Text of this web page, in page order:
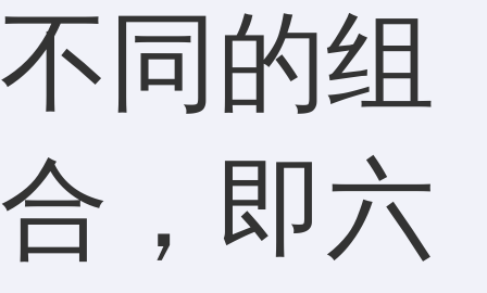
不同的组
合，即六